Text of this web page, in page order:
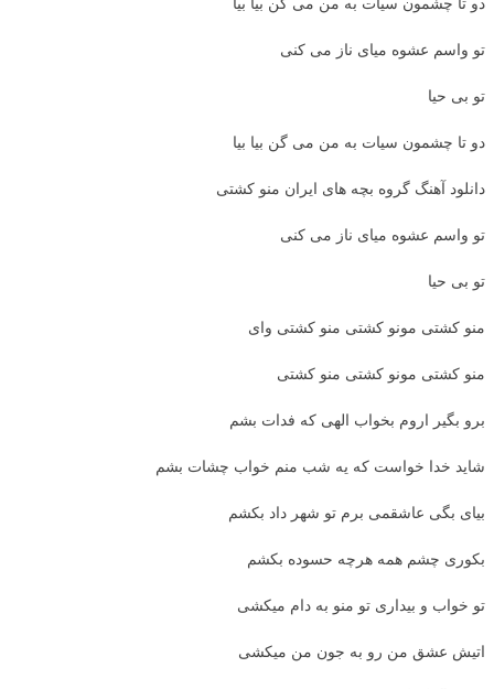
تو واسم عشوه میای ناز می کنی
تو بی حیا
دو تا چشمون سیات به من می گن بیا بیا
دانلود آهنگ گروه بچه های ایران منو کشتی
تو واسم عشوه میای ناز می کنی
تو بی حیا
منو کشتی مونو کشتی منو کشتی وای
منو کشتی مونو کشتی منو کشتی
برو بگیر اروم بخواب الهی که فدات بشم
شاید خدا خواست که یه شب منم خواب چشات بشم
بیای بگی عاشقمی برم تو شهر داد بکشم
بکوری چشم همه هرچه حسوده بکشم
تو خواب و بیداری تو منو به دام میکشی
اتیش عشق من رو به جون من میکشی